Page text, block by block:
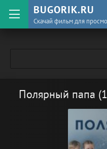
BUGORIK.RU
Скачай фильм для
Полярный папа